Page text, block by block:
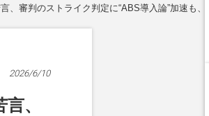
審判のストライク判定に“ABS導入論”加速も、
2026/6/10
、